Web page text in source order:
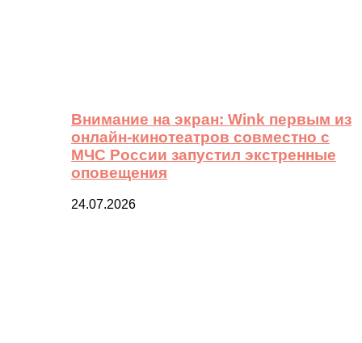
Внимание на экран: Wink первым из
онлайн-кинотеатров совместно с
МЧС России запустил экстренные
оповещения
24.07.2026